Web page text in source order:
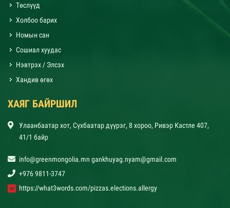
Төслүүд
Холбоо барих
Номын сан
Сошиал хуудас
Нэвтрэх / Элсэх
Хандив өгөх
ХАЯГ БАЙРШИЛ
Улаанбаатар хот, Сүхбаатар дүүрэг, 8 хороо, Ривэр Кастле 407,
41/1 байр
info@greenmongolia.mn gankhuyag.nyam@gmail.com
+976 9811-3747
https://what3words.com/pizzas.elections.allergy